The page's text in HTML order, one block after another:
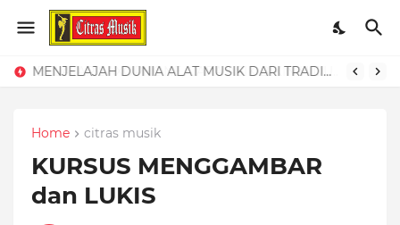
MENJELAJAH DUNIA ALAT MUSIK DARI TRADISIONAL HINGGA DIGITAL
Home citras musik
KURSUS MENGGAMBAR
dan LUKIS